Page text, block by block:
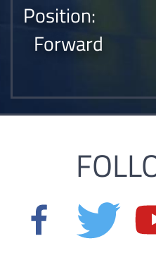
Position:
Forward